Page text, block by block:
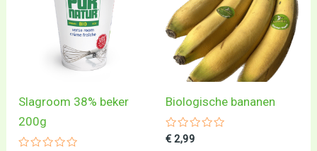
Slagroom 38% beker
200g
Biologische bananen
Gewaardeerd
€ 2,99